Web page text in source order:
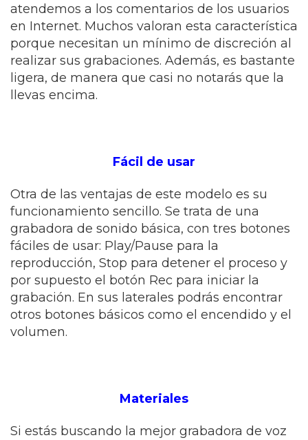
atendemos a los comentarios de los usuarios
en Internet. Muchos valoran esta característica
porque necesitan un mínimo de discreción al
realizar sus grabaciones. Además, es bastante
ligera, de manera que casi no notarás que la
llevas encima.
Fácil de usar
Otra de las ventajas de este modelo es su
funcionamiento sencillo. Se trata de una
grabadora de sonido básica, con tres botones
fáciles de usar: Play/Pause para la
reproducción, Stop para detener el proceso y
por supuesto el botón Rec para iniciar la
grabación. En sus laterales podrás encontrar
otros botones básicos como el encendido y el
volumen.
Materiales
Si estás buscando la mejor grabadora de voz